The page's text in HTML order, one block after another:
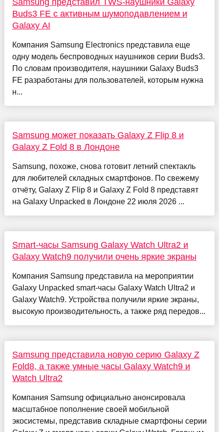
Samsung представил TWS-наушники Galaxy
Buds3 FE с активным шумоподавлением и
Galaxy AI
Компания Samsung Electronics представила еще
одну модель беспроводных наушников серии Buds3.
По словам производителя, наушники Galaxy Buds3
FE разработаны для пользователей, которым нужна
н...
Samsung может показать Galaxy Z Flip 8 и
Galaxy Z Fold 8 в Лондоне
Samsung, похоже, снова готовит летний спектакль
для любителей складных смартфонов. По свежему
отчёту, Galaxy Z Flip 8 и Galaxy Z Fold 8 представят
на Galaxy Unpacked в Лондоне 22 июля 2026 ...
Smart-часы Samsung Galaxy Watch Ultra2 и
Galaxy Watch9 получили очень яркие экраны
Компания Samsung представила на мероприятии
Galaxy Unpacked smart-часы Galaxy Watch Ultra2 и
Galaxy Watch9. Устройства получили яркие экраны,
высокую производительность, а также ряд передов...
Samsung представила новую серию Galaxy Z
Fold8, а также умные часы Galaxy Watch9 и
Watch Ultra2
Компания Samsung официально анонсировала
масштабное пополнение своей мобильной
экосистемы, представив складные смартфоны серии